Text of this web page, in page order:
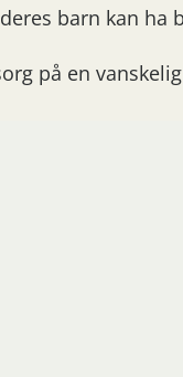
barn kan ha
på en